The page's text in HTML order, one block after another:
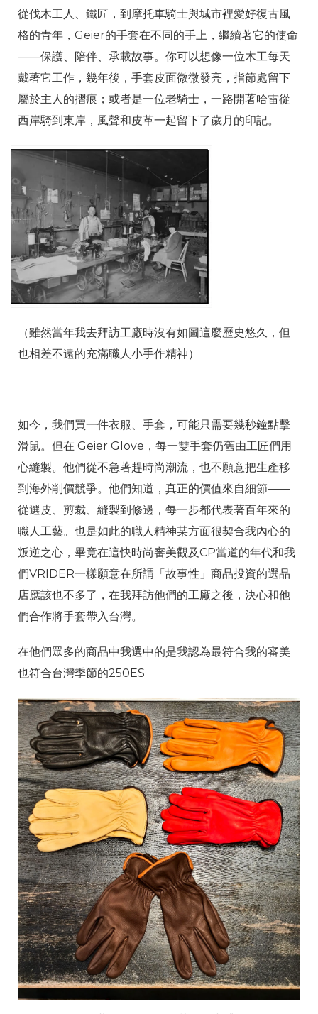
從伐木工人、鐵匠，到摩托車騎士與城市裡愛好復古風
格的青年，Geier的手套在不同的手上，繼續著它的使命
——保護、陪伴、承載故事。你可以想像一位木工每天
戴著它工作，幾年後，手套皮面微微發亮，指節處留下
屬於主人的摺痕；或者是一位老騎士，一路開著哈雷從
西岸騎到東岸，風聲和皮革一起留下了歲月的印記。
（雖然當年我去拜訪工廠時沒有如圖這麼歷史悠久，但
也相差不遠的充滿職人小手作精神）
如今，我們買一件衣服、手套，可能只需要幾秒鐘點擊
滑鼠。但在 Geier Glove，每一雙手套仍舊由工匠們用
心縫製。他們從不急著趕時尚潮流，也不願意把生產移
到海外削價競爭。他們知道，真正的價值來自細節——
從選皮、剪裁、縫製到修邊，每一步都代表著百年來的
職人工藝。也是如此的職人精神某方面很契合我內心的
叛逆之心，畢竟在這快時尚審美觀及CP當道的年代和我
們VRIDER一樣願意在所謂「故事性」商品投資的選品
店應該也不多了，在我拜訪他們的工廠之後，決心和他
們合作將手套帶入台灣。
在他們眾多的商品中我選中的是我認為最符合我的審美
也符合台灣季節的250ES